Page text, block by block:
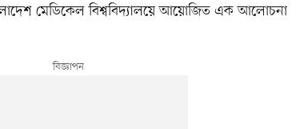
মেডিকেল বিশ্ববিদ্যালয়ে আয়োজিত এক আলোচনা